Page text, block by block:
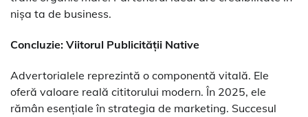
nișa ta de business.
Concluzie: Viitorul Publicității Native
Advertorialele reprezintă o componentă vitală. Ele
oferă valoare reală cititorului modern. În 2025, ele
rămân esențiale în strategia de marketing. Succesul